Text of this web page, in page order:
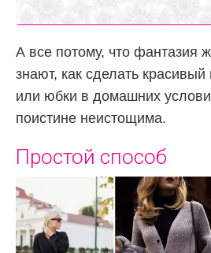
А все потому, что фантазия
знают, как сделать
или юбки в домашних
поистине неистощима.
Простой способ